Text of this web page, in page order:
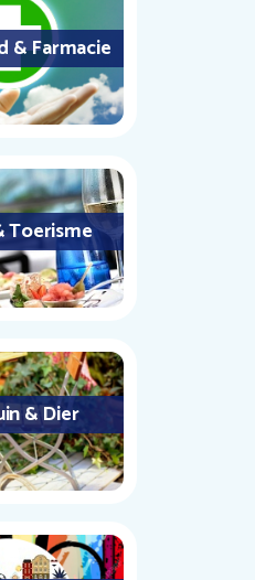
& Farmacie
Toerisme
& Dier